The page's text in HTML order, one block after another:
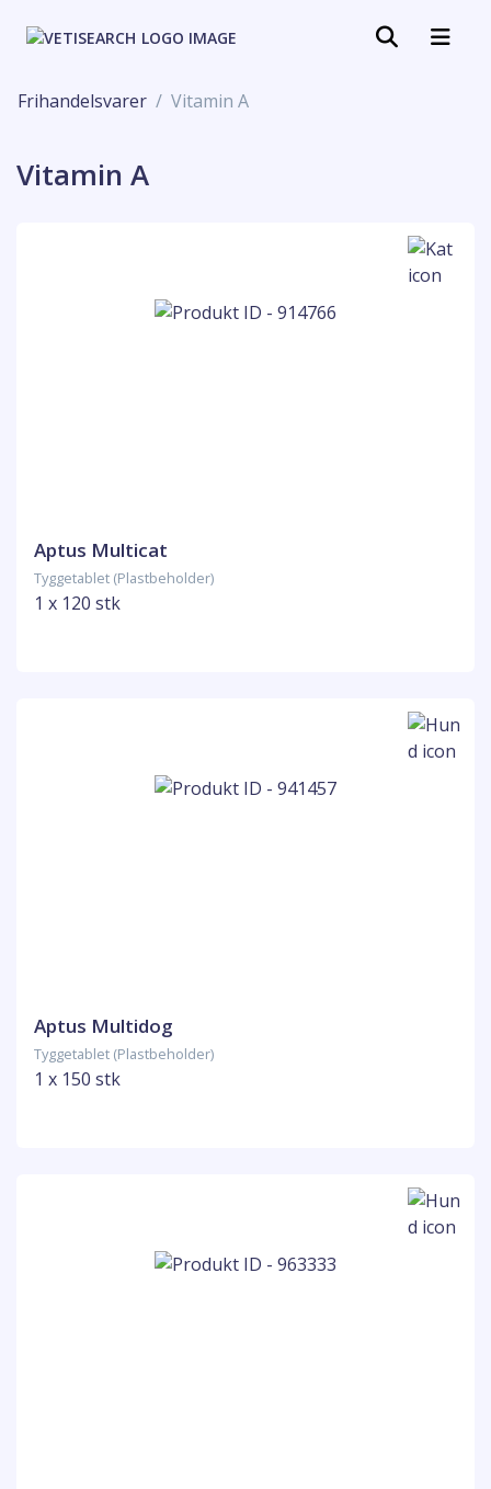
Frihandelsvarer Vitamin A
Vitamin A
Aptus Multicat
Tyggetablet (Plastbeholder)
1 x 120 stk
Aptus Multidog
Tyggetablet (Plastbeholder)
1 x 150 stk